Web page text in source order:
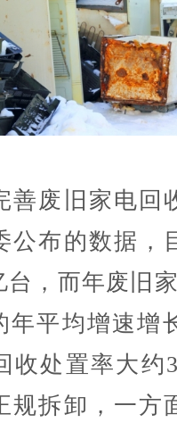
废旧家电回
公布的数据，
台，而年废旧
年平均增速增
收处置率大约
规拆卸，一方